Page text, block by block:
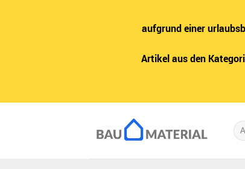
aufgrund einer
Artikel aus den